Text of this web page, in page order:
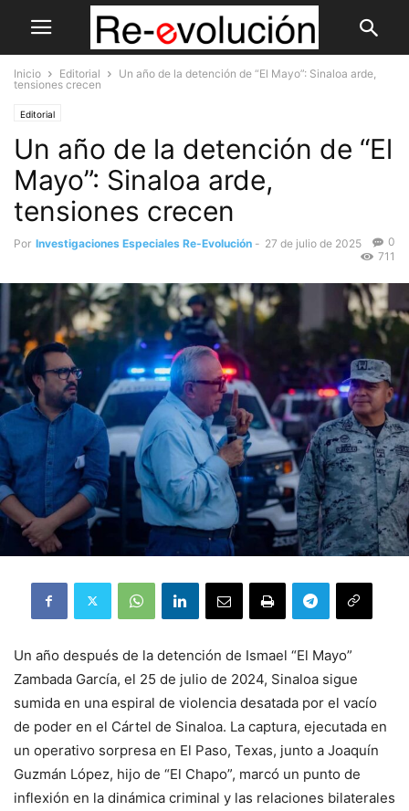
Inicio Editorial
Un año de la detención de “El Mayo”: Sinaloa arde,
tensiones crecen
Editorial
Un año de la detención de “El
Mayo”: Sinaloa arde,
tensiones crecen
Por Investigaciones Especiales Re-Evolución - 27 de julio de 2025
0
711
Un año después de la detención de Ismael “El Mayo”
Zambada García, el 25 de julio de 2024, Sinaloa sigue
sumida en una espiral de violencia desatada por el vacío
de poder en el Cártel de Sinaloa. La captura, ejecutada en
un operativo sorpresa en El Paso, Texas, junto a Joaquín
Guzmán López, hijo de “El Chapo”, marcó un punto de
inflexión en la dinámica criminal y las relaciones bilaterales